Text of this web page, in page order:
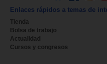
Enlaces rápidos a temas de
Tienda
Bolsa de trabajo
Actualidad
Cursos y congresos